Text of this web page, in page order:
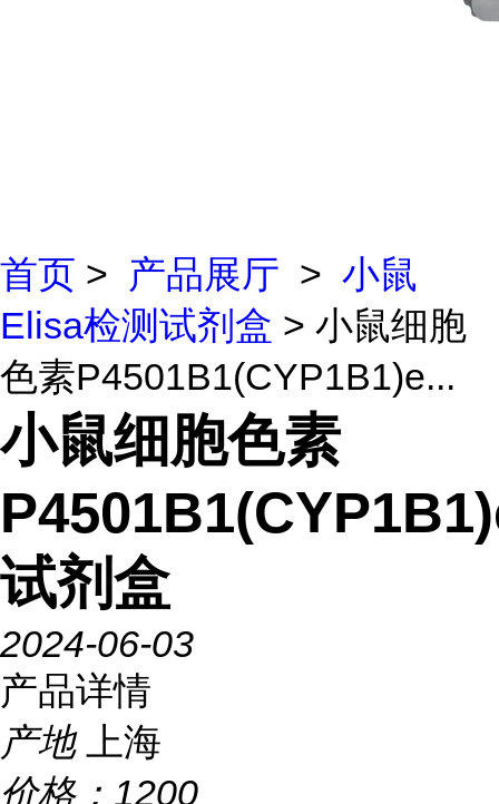
首页 > 产品展厅 > 小鼠
Elisa检测试剂盒 > 小鼠细胞
色素P4501B1(CYP1B1)e...
小鼠细胞色素
试剂盒
2024-06-03
产品详情
产地
上海
价格： 1200